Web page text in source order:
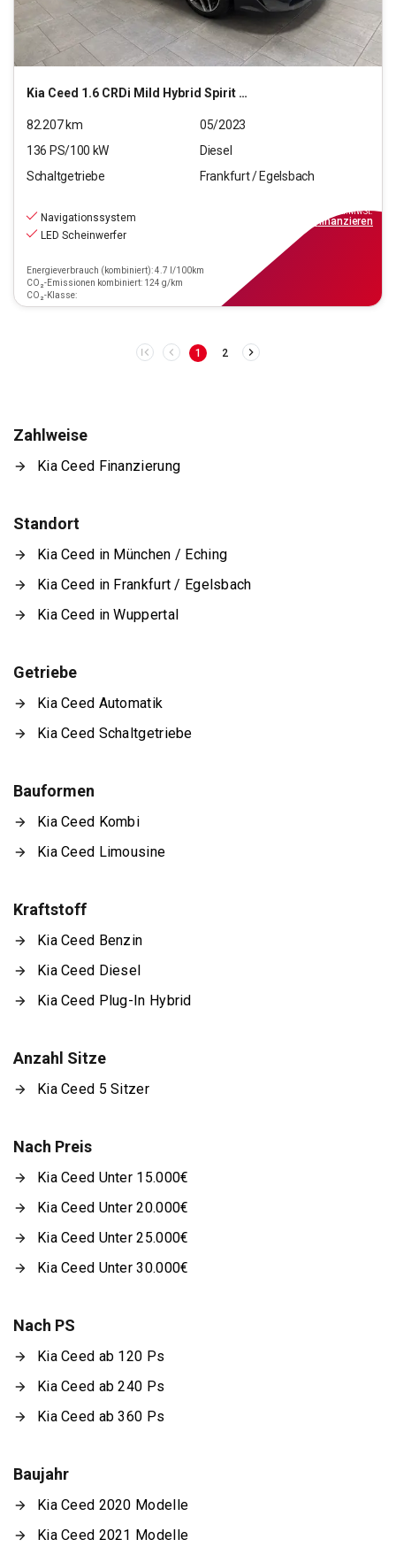
Kia Ceed 1.6 CRDi Mild Hybrid Spirit (EURO 6d)
82.207km
05/2023
136 PS/100 kW
Diesel
Schaltgetriebe
Frankfurt / Egelsbach
Navigationssystem
LED Scheinwerfer
Energieverbrauch (kombiniert): 4.7 l/100km
CO₂-Emissionen kombiniert: 124 g/km
CO₂-Klasse:
inkl.MwSt.
finanzieren
1 2
Zahlweise
Kia Ceed Finanzierung
Standort
Kia Ceed in München / Eching
Kia Ceed in Frankfurt / Egelsbach
Kia Ceed in Wuppertal
Getriebe
Kia Ceed Automatik
Kia Ceed Schaltgetriebe
Bauformen
Kia Ceed Kombi
Kia Ceed Limousine
Kraftstoff
Kia Ceed Benzin
Kia Ceed Diesel
Kia Ceed Plug-In Hybrid
Anzahl Sitze
Kia Ceed 5 Sitzer
Nach Preis
Kia Ceed Unter 15.000€
Kia Ceed Unter 20.000€
Kia Ceed Unter 25.000€
Kia Ceed Unter 30.000€
Nach PS
Kia Ceed ab 120 Ps
Kia Ceed ab 240 Ps
Kia Ceed ab 360 Ps
Baujahr
Kia Ceed 2020 Modelle
Kia Ceed 2021 Modelle